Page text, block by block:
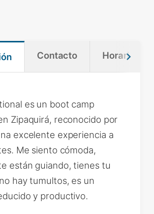
Contacto Horario
es un boot camp
Zipaquirá, reconocido por
excelente experiencia a
Me siento cómoda,
están guiando, tienes tu
hay tumultos, es un
y productivo.